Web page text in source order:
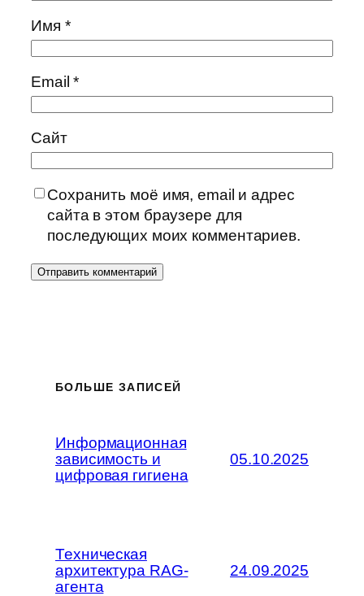
Имя *
Email*
Сайт
Сохранить моё имя, email и адрес
сайта в этом браузере для
последующих моих комментариев.
БОЛЬШЕ ЗАПИСЕЙ
Информационная
зависимость и
цифровая гигиена
05.10.2025
Техническая
архитектура RAG-
агента
24.09.2025